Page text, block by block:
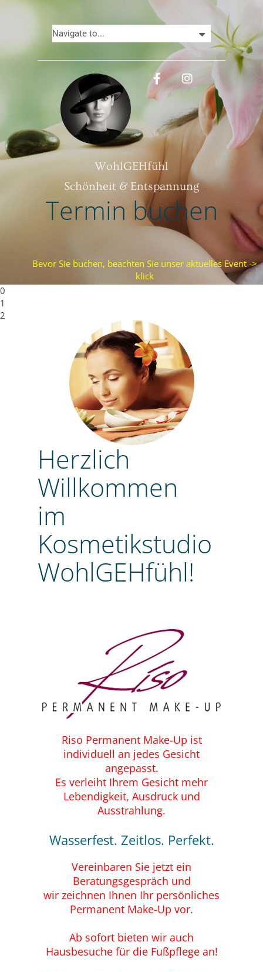
0
1
2
WohlGEHfühl
Schönheit & Entspannung
Termin buchen
Bevor Sie buchen, beachten Sie unser aktuelles Event ->
klick
Herzlich
Willkommen
im
Kosmetikstudio
WohlGEHfühl!
Riso Permanent Make-Up ist
individuell an jedes Gesicht
angepasst.
Es verleiht Ihrem Gesicht mehr
Lebendigkeit, Ausdruck und
Ausstrahlung.
Wasserfest. Zeitlos. Perfekt.
Vereinbaren Sie jetzt ein
Beratungsgespräch und
wir zeichnen Ihnen Ihr persönliches
Permanent Make-Up vor.
Ab sofort bieten wir auch
Hausbesuche für die Fußpflegean!